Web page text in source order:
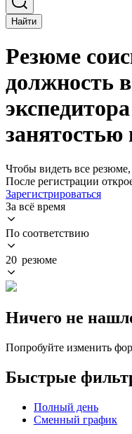
Найти
Резюме
должность
занятостью
Чтобы видеть все резюме,
После регистрации
Зарегистрироваться
За всё время
По соответствию
20 резюме
Ничего не
Попробуйте изменить
Быстрые
Полный день
Сменный график